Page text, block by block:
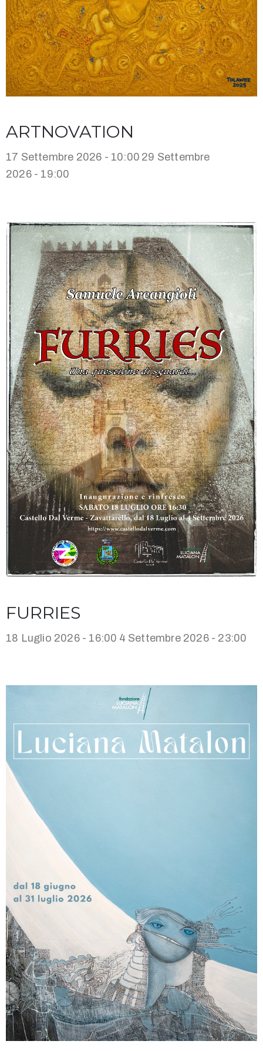
ARTNOVATION
17 Settembre 2026 - 10:00 29 Settembre
2026 - 19:00
FURRIES
18 Luglio 2026 - 16:00 4 Settembre 2026 - 23:00